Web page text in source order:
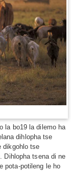
la bo19 la dilemo ha
dihlopha tse
dikgohlo tse
Dihlopha tsena di ne
pota-potileng le ho